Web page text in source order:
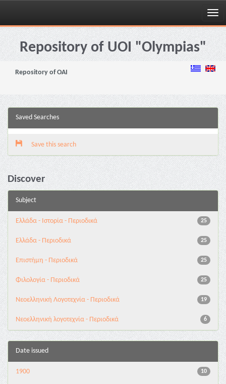
Skip
navigationRepository of UOI "Olympias"
Repository of OAI
Saved Searches
Save this search
Discover
Subject
25
Ελλάδα - Ιστορία - Περιοδικά
25
Ελλάδα - Περιοδικά
25
Επιστήμη - Περιοδικά
25
Φιλολογία - Περιοδικά
19
Νεοελληνική Λογοτεχνία - Περιοδικά
6
Νεοελληνική λογοτεχνία - Περιοδικά
Date issued
10
1900